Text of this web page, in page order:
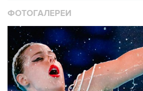
ФОТОГАЛЕРЕИ